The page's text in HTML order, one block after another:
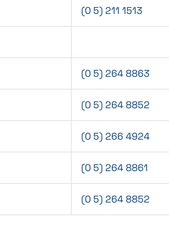
(0 5) 211 1513
(0 5) 264 8863
(0 5) 264 8852
(0 5) 266 4924
(0 5) 264 8861
(0 5) 264 8852